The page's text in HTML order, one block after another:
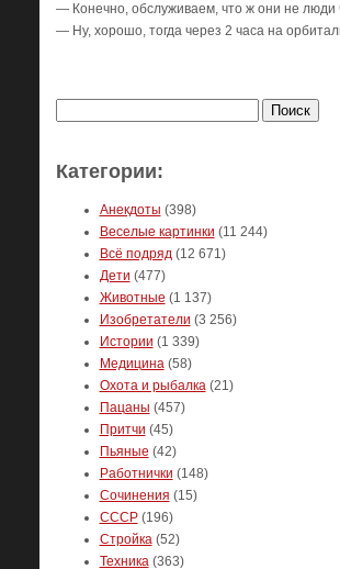
— Конечно, обслуживаем, что ж они не люди
— Ну, хорошо, тогда через 2 часа на
Категории:
Анекдоты (398)
Веселые картинки (11 244)
Всё подряд(12 671)
Дети (477)
Животные (1 137)
Изобретатели (3 256)
Истории (1 339)
Медицина(58)
Охота и рыбалка(21)
Пацаны (457)
Притчи (45)
Пьяные (42)
Работнички (148)
Сочинения (15)
СССР(196)
Стройка(52)
Техника(363)